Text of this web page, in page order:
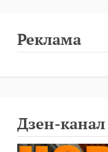
Реклама
Дзен-канал